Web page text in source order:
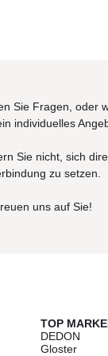
und von dem
Sie Fragen, oder
individuelles
Sie nicht, sich
zu setzen.
uns auf Sie!
TOP
DEDON
Gloster